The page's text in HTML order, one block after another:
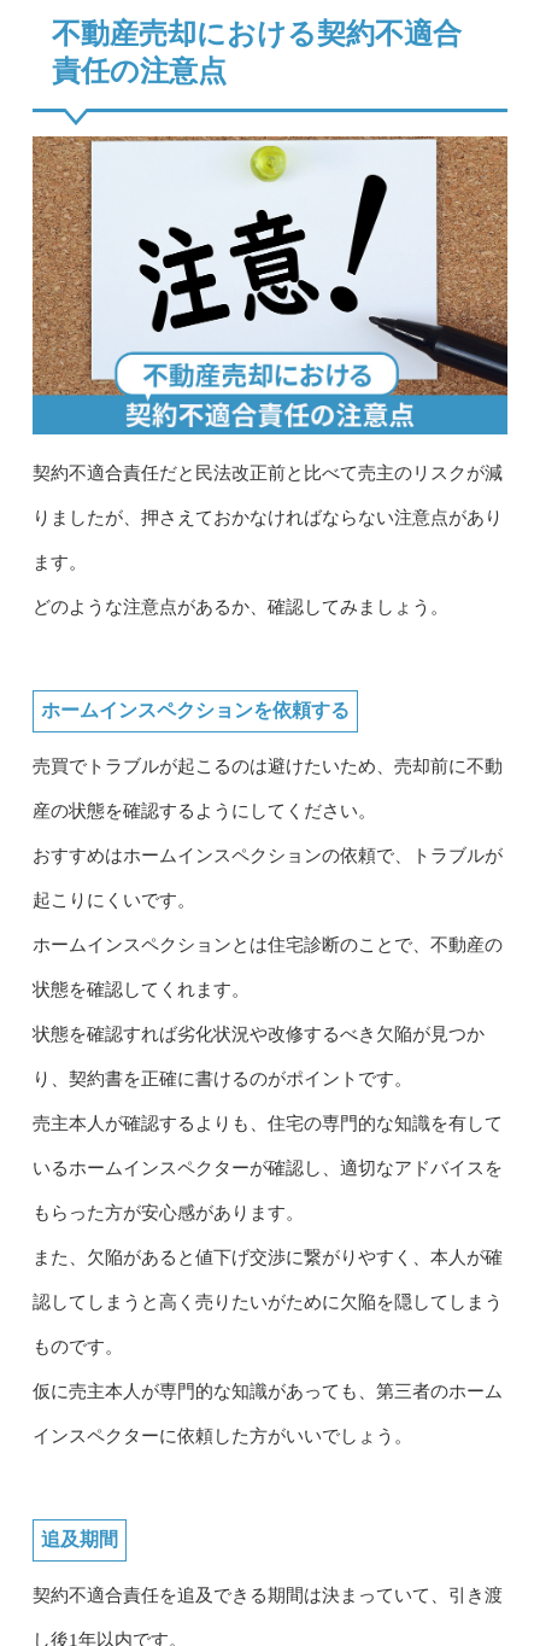
不動産売却における契約不適合
責任の注意点
契約不適合責任だと民法改正前と比べて売主のリスクが減
りましたが、押さえておかなければならない注意点があり
ます。
どのような注意点があるか、確認してみましょう。
ホームインスペクションを依頼する
売買でトラブルが起こるのは避けたいため、売却前に不動
産の状態を確認するようにしてください。
おすすめはホームインスペクションの依頼で、トラブルが
起こりにくいです。
ホームインスペクションとは住宅診断のことで、不動産の
状態を確認してくれます。
状態を確認すれば劣化状況や改修するべき欠陥が見つか
り、契約書を正確に書けるのがポイントです。
売主本人が確認するよりも、住宅の専門的な知識を有して
いるホームインスペクターが確認し、適切なアドバイスを
もらった方が安心感があります。
また、欠陥があると値下げ交渉に繋がりやすく、本人が確
認してしまうと高く売りたいがために欠陥を隠してしまう
ものです。
仮に売主本人が専門的な知識があっても、第三者のホーム
インスペクターに依頼した方がいいでしょう。
追及期間
契約不適合責任を追及できる期間は決まっていて、引き渡
し後1年以内です。